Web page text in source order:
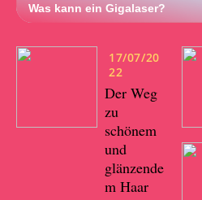
Was kann ein Gigalaser?
17/07/20
22
Der Weg
zu
schönem
und
glänzende
m Haar